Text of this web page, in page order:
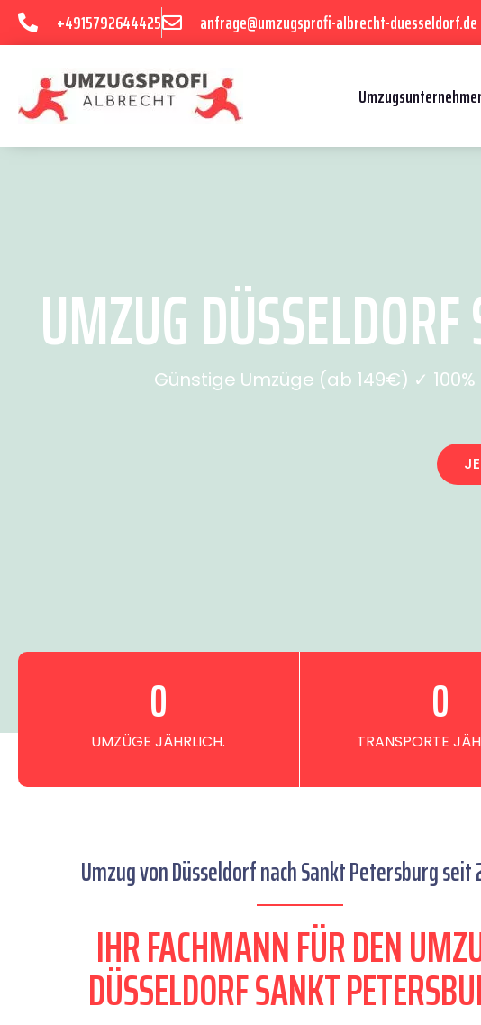
+4915792644425 anfrage@umzugsprofi-albrecht-duesseldorf.de
UMZUG
Günstige Umzüge (ab 149€) ✓
UMZÜGE JÄHRLICH.
0
TRANSPORTE
0
Umzug von Düsseldorf nach Sankt Petersburg seit
IHR FACHMANN FÜR DEN
DÜSSELDORF SANKT